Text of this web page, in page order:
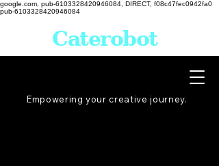
google.com, pub-6103328420946084, DIRECT, f08c47fec0942fa0
pub-6103328420946084
Empowering your creative journey.
Caterobot